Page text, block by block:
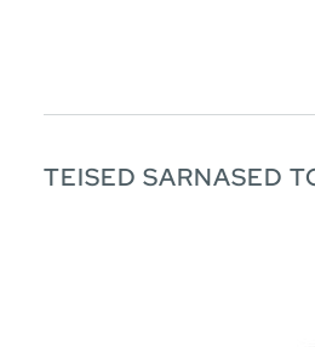
TEISED SARNASED